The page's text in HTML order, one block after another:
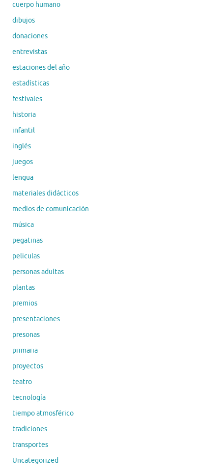
cuerpo humano
dibujos
donaciones
entrevistas
estaciones del año
estadísticas
festivales
historia
infantil
inglés
juegos
lengua
materiales didácticos
medios de comunicación
música
pegatinas
peliculas
personas adultas
plantas
premios
presentaciones
presonas
primaria
proyectos
teatro
tecnología
tiempo atmosférico
tradiciones
transportes
Uncategorized